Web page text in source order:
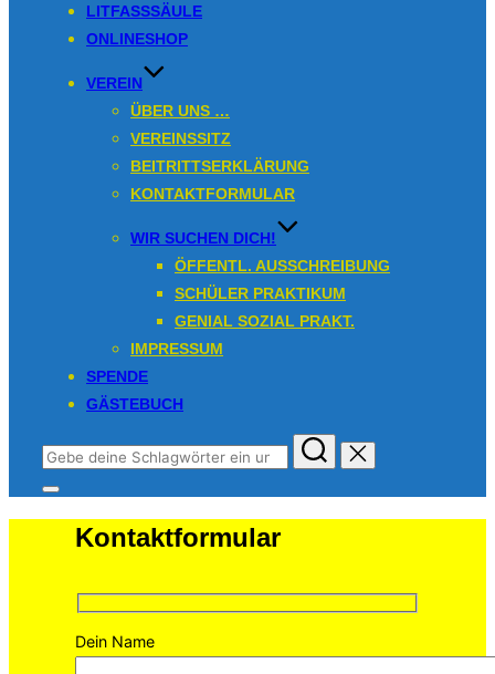
LITFASSSÄULE
ONLINESHOP
VEREIN
ÜBER UNS …
VEREINSSITZ
BEITRITTSERKLÄRUNG
KONTAKTFORMULAR
WIR SUCHEN DICH!
ÖFFENTL. AUSSCHREIBUNG
SCHÜLER PRAKTIKUM
GENIAL SOZIAL PRAKT.
IMPRESSUM
SPENDE
GÄSTEBUCH
Suchen
nach:
Seitenleiste
Navigation
umschalten
Kontaktformular
Dein Name